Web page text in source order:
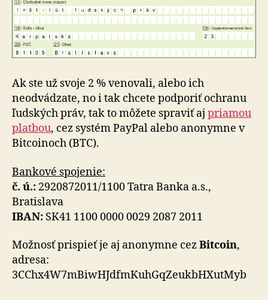
Ak ste už svoje 2 % venovali, alebo ich
neodvádzate, no i tak chcete podporiť ochranu
ľudských práv, tak to môžete spraviť aj priamou
platbou, cez systém PayPal alebo anonymne v
Bitcoinoch (BTC).
Bankové spojenie:
č. ú.: 2920872011/1100 Tatra Banka a.s.,
Bratislava
IBAN: SK41 1100 0000 0029 2087 2011
Možnosť prispieť je aj anonymne cezBitcoin,
adresa:
3CChx4W7mBiwHJdfmKuhGqZeukbHXutMyb